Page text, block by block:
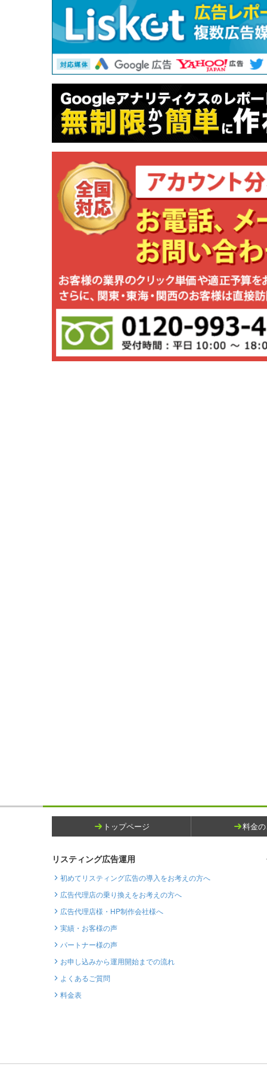
トップページ 料金
リスティング広告運用
初めてリスティング広告の導入をお考えの方へ
広告代理店の乗り換えをお考えの方へ
広告代理店様・HP制作会社様へ
実績・お客様の声
パートナー様の声
お申し込みから運用開始までの流れ
よくあるご質問
料金表